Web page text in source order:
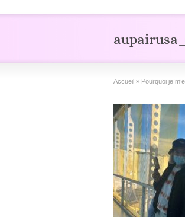
Accueil » Pourquoi je